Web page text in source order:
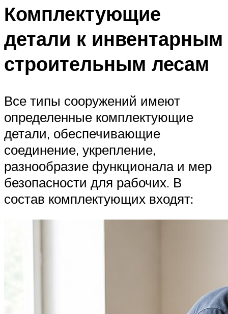
Комплектующие
детали к инвентарным
строительным лесам
Все типы сооружений имеют
определенные комплектующие
детали, обеспечивающие
соединение, укрепление,
разнообразие функционала и мер
безопасности для рабочих. В
состав комплектующих входят: